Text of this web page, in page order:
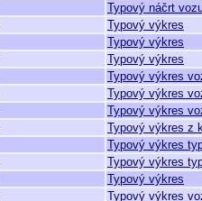
Typový náčrt
Typový výkres
Typový výkres
Typový výkres
Typový výkres
Typový výkres
Typový výkres
Typový výkres z
Typový výkres
Typový výkres
Typový výkres
Typový výkres